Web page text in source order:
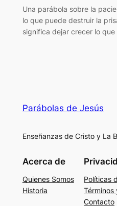
Una parábola sobre la
lo que puede destruir la
significa dejar crecer lo que
Parábolas de Jesús
Enseñanzas de Cristo y La
Acerca de
Quienes Somos
Historia
Políticas
Términos
Contacto